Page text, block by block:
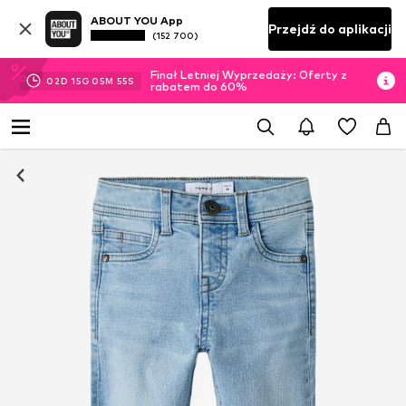
ABOUT YOU App
(152 700) Przejdź do aplikacji
02D 15G 05M 54S
Finał Letniej Wyprzedaży: Oferty z
rabatem do 60%